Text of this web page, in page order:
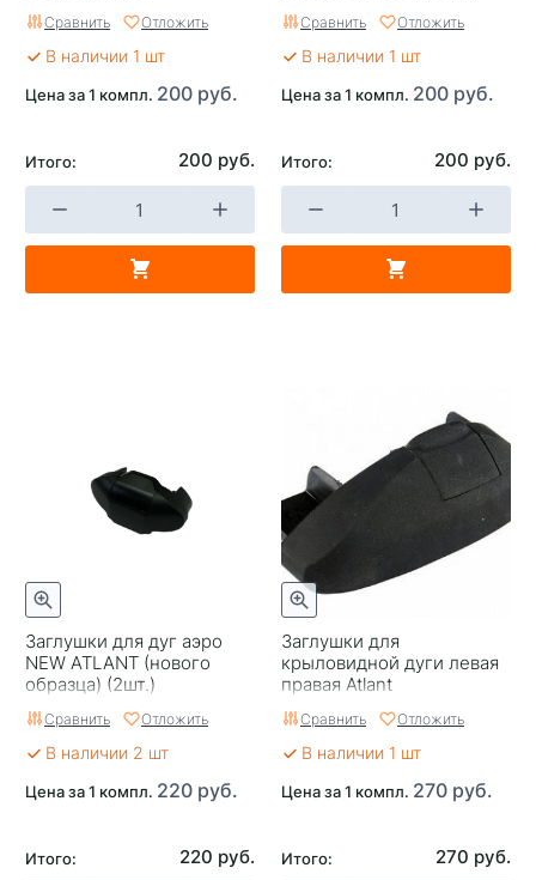
Сравнить Отложить
В наличии 1 шт
Цена за 1 компл. 200 руб.
Итого: 200 руб.
Сравнить Отложить
В наличии 1 шт
Цена за 1 компл. 200 руб.
Итого: 200 руб.
Заглушки для дуг аэро
NEW ATLANT (нового
образца) (2шт.)
Сравнить Отложить
В наличии 2 шт
Цена за 1 компл. 220 руб.
Итого: 220 руб.
Заглушки для
крыловидной дуги левая
правая Atlant
Сравнить Отложить
В наличии 1 шт
Цена за 1 компл. 270 руб.
Итого: 270 руб.